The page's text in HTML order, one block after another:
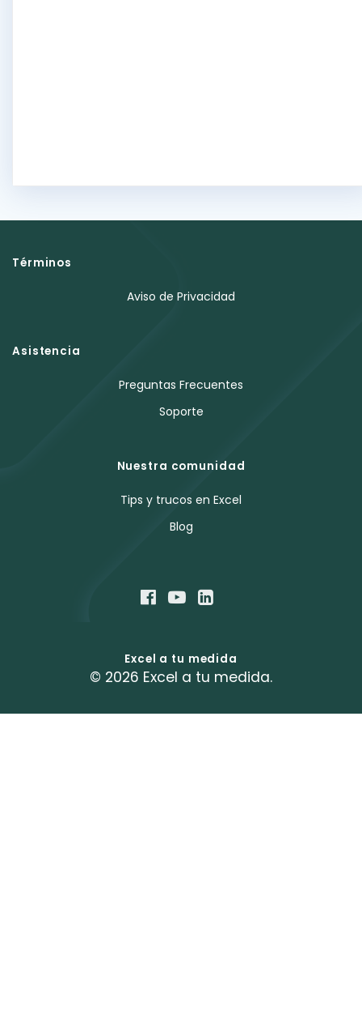
Términos
Aviso de Privacidad
Asistencia
Preguntas Frecuentes
Soporte
Nuestra comunidad
Tips y trucos en Excel
Blog
Excel a tu medida
© 2026 Excel a tu medida.